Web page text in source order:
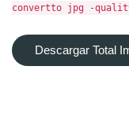
convertto jpg -
Descargar Total